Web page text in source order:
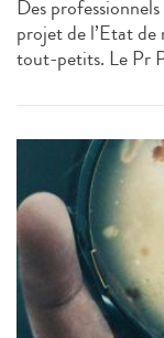
Des
projet de l’Etat de
tout-petits. Le Pr